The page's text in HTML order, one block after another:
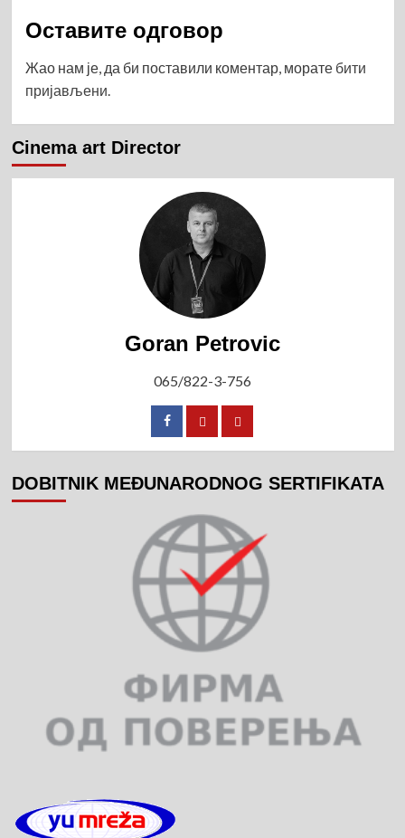
Оставите одговор
Жао нам је, да би поставили коментар, морате бити
пријављени.
Cinema art Director
Goran Petrovic
065/822-3-756
DOBITNIK MEĐUNARODNOG SERTIFIKATA